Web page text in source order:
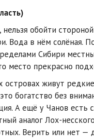
нельзя обойти
Вода в нём солёная.
Сибири
место прекрасно
островах живут
богатство без
А ещё у Чанов есть
аналог Лох-
Верить или нет —